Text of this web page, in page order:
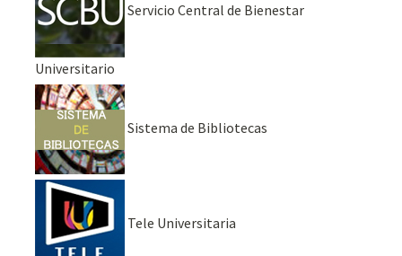
Servicio Central de Bienestar
Universitario
Sistema de Bibliotecas
Tele Universitaria